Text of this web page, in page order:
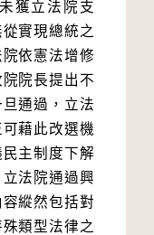
獲立法院支
實現總統之
依憲法增修
院長提出不
通過，立法
藉此改選機
主制度下解
法院通過興
縱然包括對
類型法律之